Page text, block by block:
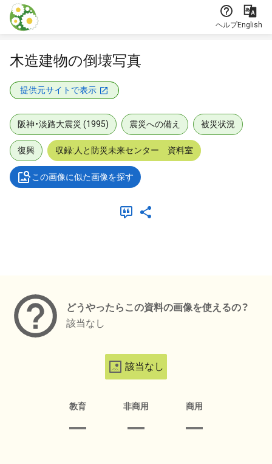
本文に飛ぶ
ヘルプEnglish
木造建物の倒壊写真
提供元サイトで表示
阪神・淡路大震災 (1995) 震災への備え 被災状況
復興 収録:人と防災未来センター 資料室
この画像に似た画像を探す
どうやったらこの資料の画像を使えるの？
該当なし
該当なし
教育 非商用 商用